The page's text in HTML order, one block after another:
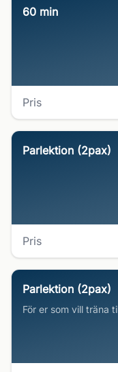
60 min
Pris
Parlektion (2pax)
Pris
Parlektion (2pax)